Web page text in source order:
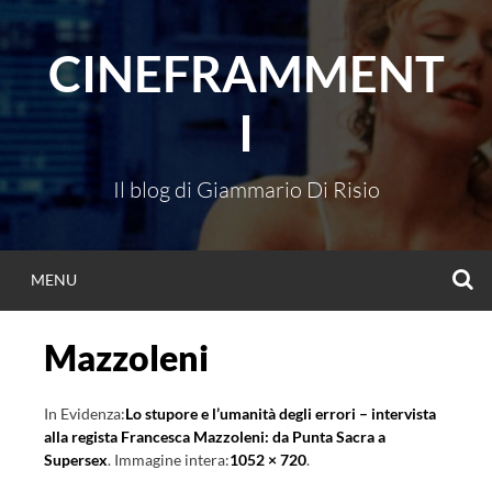
al
contenutoCINEFRAMMENT
I
Il blog di Giammario Di Risio
MENU
Mazzoleni
In Evidenza:Lo stupore e l’umanità degli errori – intervista
alla regista Francesca Mazzoleni: da Punta Sacra a
Supersex. Immagine intera:1052 × 720.